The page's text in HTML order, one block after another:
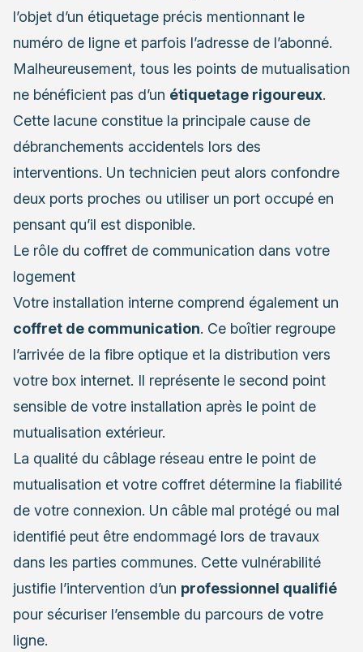
l’objet d’un étiquetage précis mentionnant le
numéro de ligne et parfois l’adresse de l’abonné.
Malheureusement, tous les points de mutualisation
ne bénéficient pas d’un étiquetage rigoureux.
Cette lacune constitue la principale cause de
débranchements accidentels lors des
interventions. Un technicien peut alors confondre
deux ports proches ou utiliser un port occupé en
pensant qu’il est disponible.
Le rôle du coffret de communication dans votre
logement
Votre installation interne comprend également un
coffret de communication. Ce boîtier regroupe
l’arrivée de la fibre optique et la distribution vers
votre box internet. Il représente le second point
sensible de votre installation après le point de
mutualisation extérieur.
La qualité du câblage réseau entre le point de
mutualisation et votre coffret détermine la fiabilité
de votre connexion. Un câble mal protégé ou mal
identifié peut être endommagé lors de travaux
dans les parties communes. Cette vulnérabilité
justifie l’intervention d’un professionnel qualifié
pour sécuriser l’ensemble du parcours de votre
ligne.